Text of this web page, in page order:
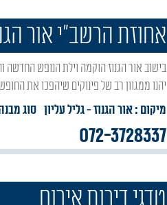
אחוזת הרשב"י אור
בישוב אור הגנוז הוקמה וילת הנופש החדשה והיוקרתית 'אחוזת הרש"בי אור הגנוז', האורחים בווילה
יהנו ממגוון רב של פינוקים שיהפכו את
מיקום : אור הגנוז- גליל עליון סוג
072-3728337
טדגי דירות אירוח